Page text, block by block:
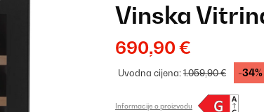
Vinska
690,90 €
Uvodna cijena:1.059,90 € -34%
Informacije o proizvodu